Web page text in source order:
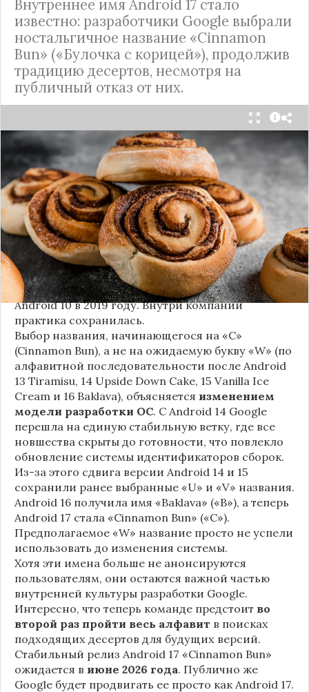
Внутреннее имя Android 17 стало
известно: разработчики Google выбрали
ностальгичное название «Cinnamon
Bun» («Булочка с корицей»), продолжив
традицию десертов, несмотря на
публичный отказ от них.
Стало известно внутреннее кодовое имя
следующей крупной версии Android. Как
сообщают источники, Android 17, релиз которой
ожидается в 2026 году, разрабатывается под
названием«Cinnamon Bun»(«Булочка с
корицей»).
Это решение продолжает знаменитую традицию
Google называть версии Android в честь
сладостей и десертов (Cupcake, Donut, KitKat и
т.д.), хотя компанияпрекратила публично
использовать эти именас момента выхода
Android 10 в 2019 году. Внутри компании
практика сохранилась.
Выбор названия, начинающегося на «C»
(Cinnamon Bun), а не на ожидаемую букву «W» (по
алфавитной последовательности после Android
13 Tiramisu, 14 Upside Down Cake, 15 Vanilla Ice
Cream и 16 Baklava), объясняется изменением
модели разработки ОС. С Android 14 Google
перешла на единую стабильную ветку, где все
новшества скрыты до готовности, что повлекло
обновление системы идентификаторов сборок.
Из-за этого сдвига версии Android 14 и 15
сохранили ранее выбранные «U» и «V» названия.
Android 16 получила имя «Baklava» («B»), а теперь
Android 17 стала «Cinnamon Bun» («C»).
Предполагаемое «W» название просто не успели
использовать до изменения системы.
Хотя эти имена больше не анонсируются
пользователям, они остаются важной частью
внутренней культуры разработки Google.
Интересно, что теперь команде предстоит во
второй раз пройти весь алфавит в поисках
подходящих десертов для будущих версий.
Стабильный релиз Android 17 «Cinnamon Bun»
ожидается в июне 2026 года. Публично же
Google будет продвигать ее просто как Android 17.